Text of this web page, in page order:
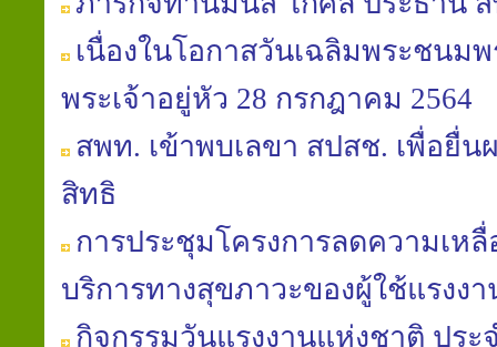
เนื่องในโอกาสวันเฉลิมพระชนม
พระเจ้าอยู่หัว 28 กรกฎาคม 2564
สพท. เข้าพบเลขา สปสช. เพื่อยื่น
สิทธิ
การประชุมโครงการลดความเห
บริการทางสุขภาวะของผู้ใช้แรงงา
กิจกรรมวันแรงงานแห่งชาติ ประ